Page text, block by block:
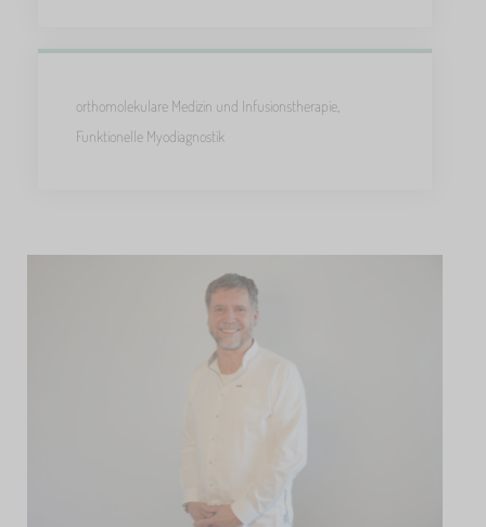
orthomolekulare Medizin und Infusionstherapie,
Funktionelle Myodiagnostik